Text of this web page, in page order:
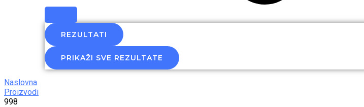
REZULTATI
PRIKAŽI SVE REZULTATE
Naslovna
Proizvodi
998